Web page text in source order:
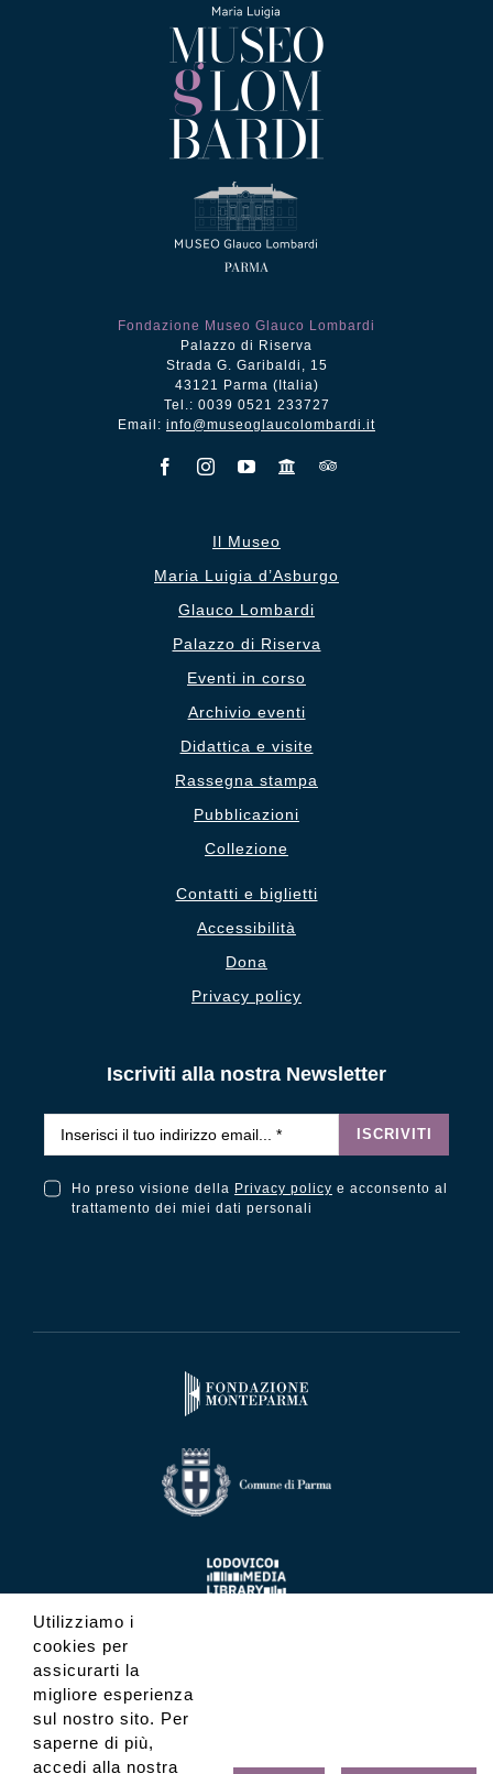
Fondazione Museo Glauco Lombardi
Palazzo di Riserva
Strada G. Garibaldi, 15
43121 Parma (Italia)
Tel.: 0039 0521 233727
Email: info@museoglaucolombardi.it
Il Museo
Maria Luigia d’Asburgo
Glauco Lombardi
Palazzo di Riserva
Eventi in corso
Archivio eventi
Didattica e visite
Rassegna stampa
Pubblicazioni
Collezione
Contatti e biglietti
Accessibilità
Dona
Privacy policy
Iscriviti alla nostra Newsletter
ISCRIVITI
Ho preso visione della Privacy policy e acconsento al
trattamento dei miei dati personali
Utilizziamo i
cookies per
assicurarti la
migliore esperienza
sul nostro sito. Per
saperne di più,
accedi alla nostra